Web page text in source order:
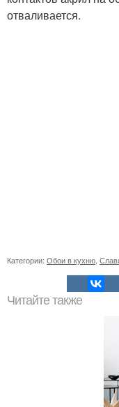
отваливается.
Категории: Обои в кухню
Читайте также